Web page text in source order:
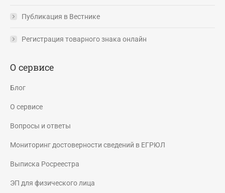
Публикация в Вестнике
Регистрация товарного знака онлайн
О сервисе
Блог
О сервисе
Вопросы и ответы
Мониторинг достоверности сведений в ЕГРЮЛ
Выписка Росреестра
ЭП для физического лица